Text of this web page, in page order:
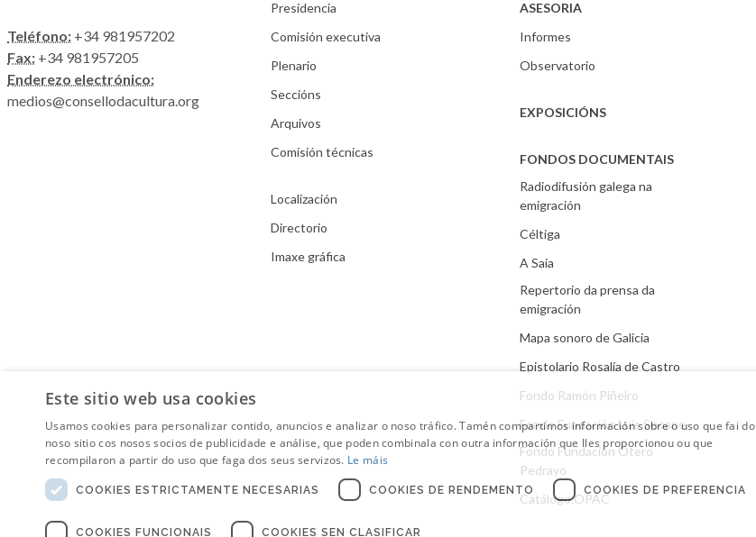
Teléfono: +34 981957202
Fax: +34 981957205
Enderezo electrónico:
medios@consellodacultura.org
Presidencia
Comisión executiva
Plenario
Seccións
Arquivos
Comisión técnicas
Localización
Directorio
Imaxe gráfica
ASESORIA
Informes
Observatorio
EXPOSICIÓNS
FONDOS DOCUMENTAIS
Radiodifusión galega na
emigración
Céltiga
A Saia
Repertorio da prensa da
emigración
Mapa sonoro de Galicia
Epistolario Rosalía de Castro
Fondo Ramón Piñeiro
Fondo Fundación Luís Seoane
Fondo Fundación Otero
Pedrayo
Catálogo.OPAC
Este sitio web usa cookies
Usamos cookies para personalizar contido, anuncios e analizar o noso tráfico. Tamén compartimos información sobre o uso que fai do
noso sitio cos nosos socios de publicidade e análise, que poden combinala con outra información que lles proporcionou ou que
recompilaron a partir do uso que faga dos seus servizos. Le máis
COOKIES ESTRICTAMENTE NECESARIAS COOKIES DE RENDEMENTO COOKIES DE PREFERENCIA
COOKIES FUNCIONAIS COOKIES SEN CLASIFICAR